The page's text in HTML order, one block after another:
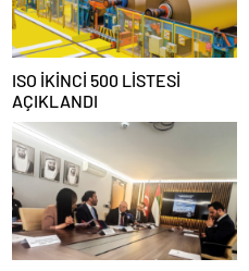
ISO İKİNCİ 500 LİSTESİ
AÇIKLANDI